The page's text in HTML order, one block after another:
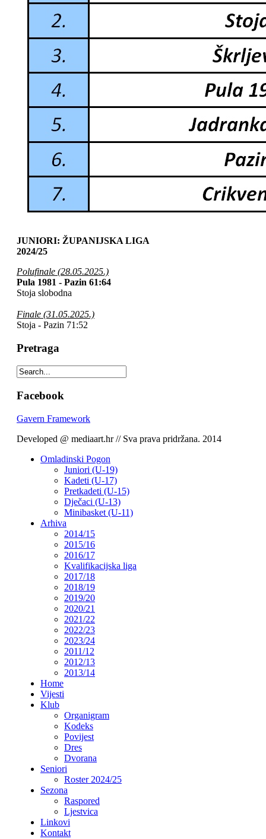
JUNIORI: ŽUPANIJSKA LIGA
2024/25
Polufinale (28.05.2025.)
Pula 1981 - Pazin 61:64
Stoja slobodna
Finale (31.05.2025.)
Stoja - Pazin 71:52
Pretraga
Facebook
Gavern Framework
Developed @ mediaart.hr // Sva prava pridržana. 2014
Omladinski Pogon
Juniori (U-19)
Kadeti (U-17)
Pretkadeti (U-15)
Dječaci (U-13)
Minibasket (U-11)
Arhiva
2014/15
2015/16
2016/17
Kvalifikacijska liga
2017/18
2018/19
2019/20
2020/21
2021/22
2022/23
2023/24
2011/12
2012/13
2013/14
Home
Vijesti
Klub
Organigram
Kodeks
Povijest
Dres
Dvorana
Seniori
Roster 2024/25
Sezona
Raspored
Ljestvica
Linkovi
Kontakt